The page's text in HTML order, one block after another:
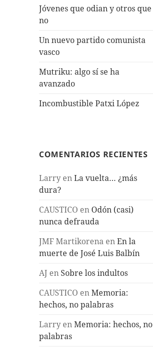
Jóvenes que odian y otros que
no
Un nuevo partido comunista
vasco
Mutriku: algo sí se ha
avanzado
Incombustible Patxi López
COMENTARIOS RECIENTES
Larry enLa vuelta… ¿más
dura?
CAUSTICO en Odón (casi)
nunca defrauda
JMF Martikorena enEn la
muerte de José Luis Balbín
AJ en Sobre los indultos
CAUSTICO enMemoria:
hechos, no palabras
Larry enMemoria: hechos, no
palabras